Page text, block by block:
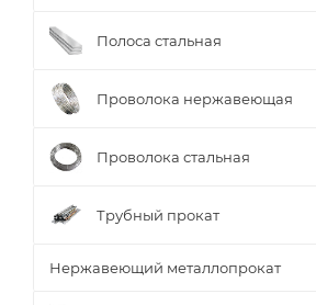
Полоса стальная
Проволока нержавеющая
Проволока стальная
Трубный прокат
Нержавеющий металлопрокат